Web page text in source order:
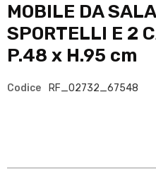
MOBILE DA
SPORTELLI E 2
P.48 x H.95 cm
Codice RF_02732_67548